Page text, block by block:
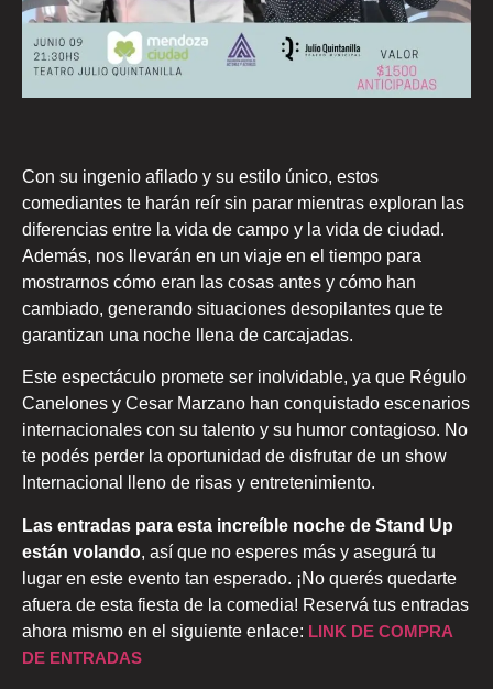
Con su ingenio afilado y su estilo único, estos
comediantes te harán reír sin parar mientras exploran las
diferencias entre la vida de campo y la vida de ciudad.
Además, nos llevarán en un viaje en el tiempo para
mostrarnos cómo eran las cosas antes y cómo han
cambiado, generando situaciones desopilantes que te
garantizan una noche llena de carcajadas.
Este espectáculo promete ser inolvidable, ya que Régulo
Canelones y Cesar Marzano han conquistado escenarios
internacionales con su talento y su humor contagioso. No
te podés perder la oportunidad de disfrutar de un show
Internacional lleno de risas y entretenimiento.
Las entradas para esta increíble noche de Stand Up
están volando, así que no esperes más y asegurá tu
lugar en este evento tan esperado. ¡No querés quedarte
afuera de esta fiesta de la comedia! Reservá tus entradas
ahora mismo en el siguiente enlace: LINK DE COMPRA
DE ENTRADAS